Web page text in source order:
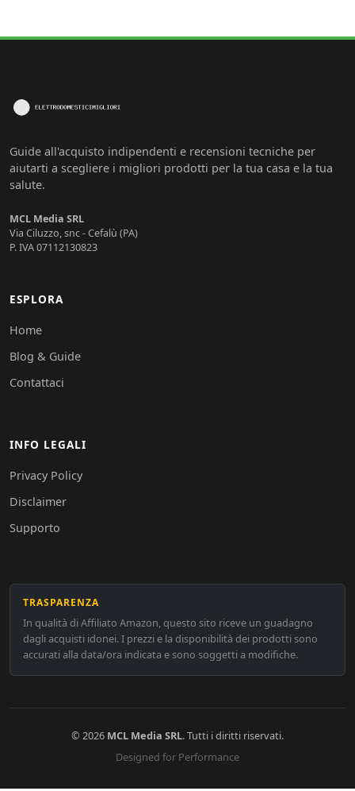
Guide all'acquisto indipendenti e recensioni tecniche per
aiutarti a scegliere i migliori prodotti per la tua casa e la tua
salute.
MCL Media SRL
Via Ciluzzo, snc - Cefalù (PA)
P. IVA 07112130823
ESPLORA
Home
Blog & Guide
Contattaci
INFO LEGALI
Privacy Policy
Disclaimer
Supporto
TRASPARENZA
In qualità di Affiliato Amazon, questo sito riceve un guadagno
dagli acquisti idonei. I prezzi e la disponibilità dei prodotti sono
accurati alla data/ora indicata e sono soggetti a modifiche.
© 2026 MCL Media SRL. Tutti i diritti riservati.
Designed for Performance